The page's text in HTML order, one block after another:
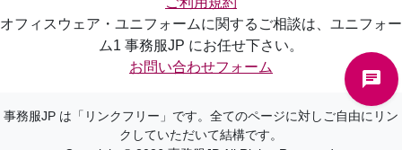
オフィスウェア・ユニフォームに関するご相談は、ユニフォー
ム1 事務服JP にお任せ下さい。
お問い合わせフォーム
事務服JP は「リンクフリー」です。全てのページに対しご自由にリン
クしていただいて結構です。